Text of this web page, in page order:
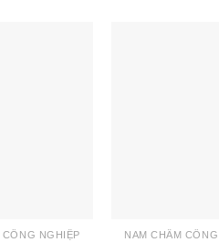
CÔNG NGHIỆP NAM CHÂM